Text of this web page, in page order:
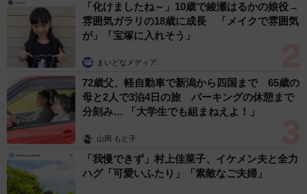
「化けましたね～」10歳で綾瀬はるかの娘役→
雰囲気ガラリの18歳に成長 「メイクで雰囲気
が」「宝塚に入れそう」
まいどなメディア
72歳父、軽自動車で新潟から四国まで 65歳の
母と2人で3泊4日の旅 パーキングの休憩まで
分刻み… 「大学生でも組まねえよ！」
山岡 もと子
「我慢できず」村上佳菜子、イケメン夫と全力
ハグ「可愛いふたり」「素敵なご夫婦」